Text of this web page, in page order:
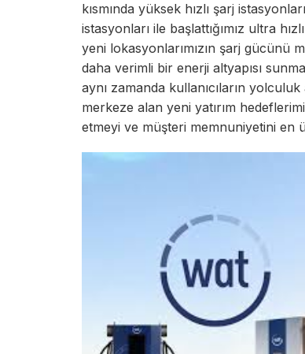
kısmında yüksek hızlı şarj
istasyonları ile başlattığımız ultra
yeni lokasyonlarımızın şarj gücünü
daha verimli bir enerji altyapısı
aynı zamanda kullanıcıların yolculuk
merkeze alan yeni yatırım
etmeyi ve müşteri memnuniyetini en